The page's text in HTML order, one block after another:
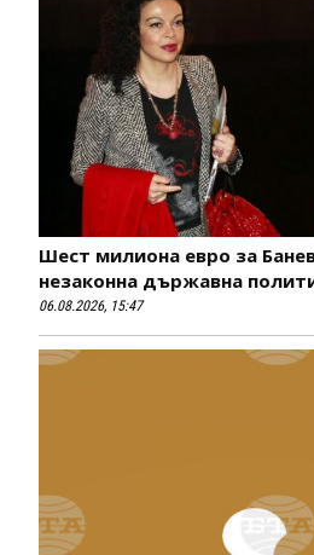
Шест милиона евро за
незаконна държавна
06.08.2026, 15:47